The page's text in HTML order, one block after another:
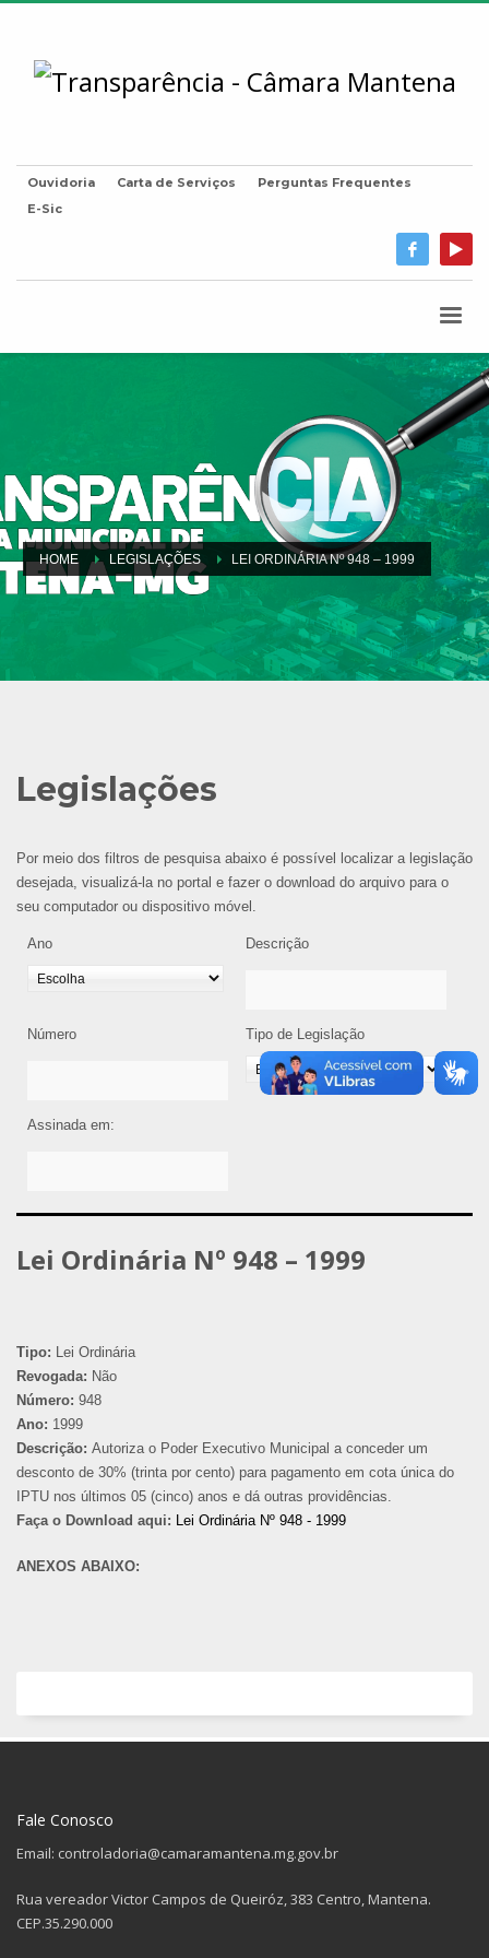
Ouvidoria Carta de Serviços
Perguntas Frequentes
E-Sic
HOME LEGISLAÇÕES LEI ORDINÁRIA Nº 948 – 1999
Legislações
Por meio dos filtros de pesquisa abaixo é possível localizar a legislação
desejada, visualizá-la no portal e fazer o download do arquivo para o
seu computador ou dispositivo móvel.
Ano Descrição
Número Tipo de Legislação
Assinada em:
Lei Ordinária Nº 948 – 1999
Tipo: Lei Ordinária
Revogada: Não
Número: 948
Ano: 1999
Descrição: Autoriza o Poder Executivo Municipal a conceder um
desconto de 30% (trinta por cento) para pagamento em cota única do
IPTU nos últimos 05 (cinco) anos e dá outras providências.
Faça o Download aqui: Lei Ordinária Nº 948 - 1999
ANEXOS ABAIXO:
Fale Conosco
Email: controladoria@camaramantena.mg.gov.br
Rua vereador Victor Campos de Queiróz, 383 Centro, Mantena.
CEP.35.290.000